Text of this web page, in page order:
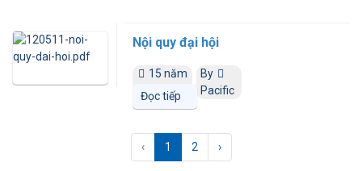
15 năm
trước
By
Pacific
Nội quy đại hội
Đọc tiếp
‹ 1 2 ›